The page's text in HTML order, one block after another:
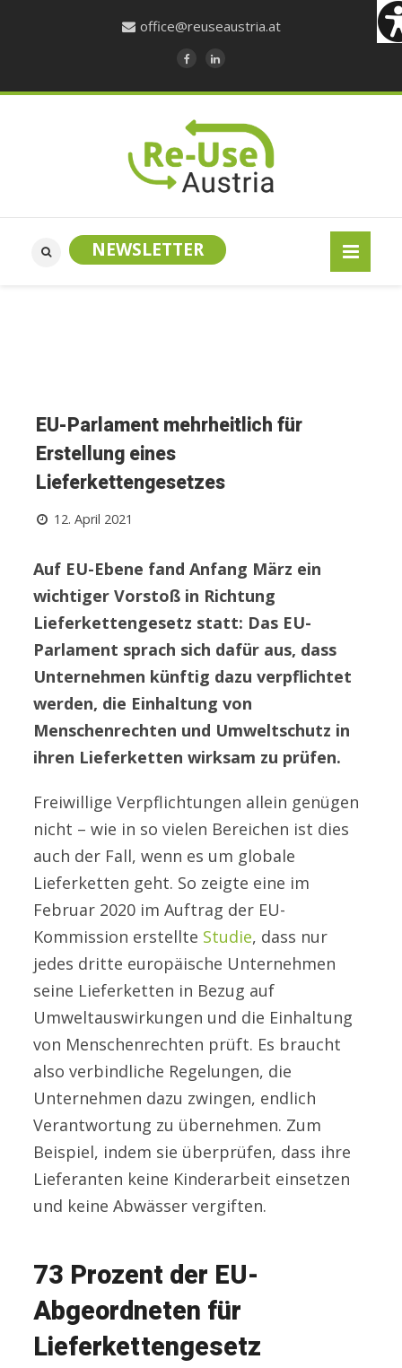
office@reuseaustria.at
NEWSLETTER
EU-Parlament mehrheitlich für
Erstellung eines
Lieferkettengesetzes
12. April 2021
Auf EU-Ebene fand Anfang März ein
wichtiger Vorstoß in Richtung
Lieferkettengesetz statt: Das EU-
Parlament sprach sich dafür aus, dass
Unternehmen künftig dazu verpflichtet
werden, die Einhaltung von
Menschenrechten und Umweltschutz in
ihren Lieferketten wirksam zu prüfen.
Freiwillige Verpflichtungen allein genügen
nicht – wie in so vielen Bereichen ist dies
auch der Fall, wenn es um globale
Lieferketten geht. So zeigte eine im
Februar 2020 im Auftrag der EU-
Kommission erstellte Studie, dass nur
jedes dritte europäische Unternehmen
seine Lieferketten in Bezug auf
Umweltauswirkungen und die Einhaltung
von Menschenrechten prüft. Es braucht
also verbindliche Regelungen, die
Unternehmen dazu zwingen, endlich
Verantwortung zu übernehmen. Zum
Beispiel, indem sie überprüfen, dass ihre
Lieferanten keine Kinderarbeit einsetzen
und keine Abwässer vergiften.
73 Prozent der EU-
Abgeordneten für
Lieferkettengesetz